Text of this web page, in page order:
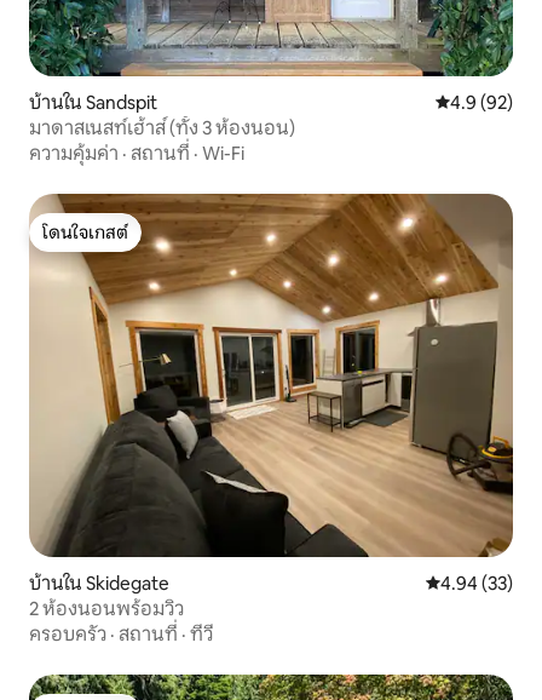
บ้านใน Sandspit คะแนนเฉลี่ย
4.9 (92)
มาดาสเนสท์เฮ้าส์ (ทั้ง 3 ห้องนอน)
ความคุ้มค่า · สถานที่ · Wi-Fi
โดนใจเกสต์
โดนใจเกสต์
บ้านใน Skidegate คะแนนเฉลี่ย
4.94 (33)
2 ห้องนอนพร้อมวิว
ครอบครัว · สถานที่ · ทีวี